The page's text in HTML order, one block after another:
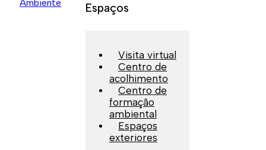
Espaços
Visita virtual
Centro de
acolhimento
Centro de
formação
ambiental
Espaços
exteriores